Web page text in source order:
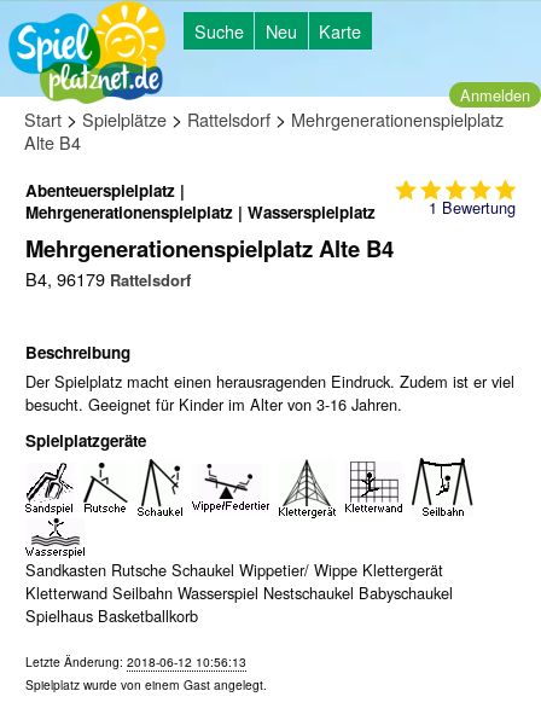
Suche Neu Karte
Anmelden
Start > Spielplätze > Rattelsdorf > Mehrgenerationenspielplatz
Alte B4
1Bewertung
Abenteuerspielplatz |
Mehrgenerationenspielplatz | Wasserspielplatz
Mehrgenerationenspielplatz Alte B4
B4, 96179 Rattelsdorf
Beschreibung
Der Spielplatz macht einen herausragenden Eindruck. Zudem ist er viel
besucht. Geeignet für Kinder im Alter von 3-16 Jahren.
Spielplatzgeräte
Sandkasten Rutsche Schaukel Wippetier/ Wippe Klettergerät
Kletterwand Seilbahn Wasserspiel Nestschaukel Babyschaukel
Spielhaus Basketballkorb
Letzte Änderung: 2018-06-12 10:56:13
Spielplatz wurde von einem Gast angelegt.